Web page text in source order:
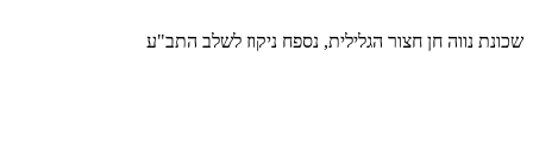
שכונת נווה חן חצור הגלילית, נספח ניקוז לשלב התב"ע